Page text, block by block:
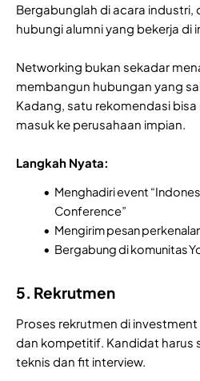
Bergabunglah di acara industri,
hubungi alumni yang bekerja di
Networking bukan sekadar
membangun hubungan yang
Kadang, satu rekomendasi
masuk ke perusahaan impian.
Langkah Nyata:
Menghadiri event
Conference”
Mengirim pesan
Bergabung di komunitas
5. Rekrutmen
Proses rekrutmen di
dan kompetitif. Kandidat harus
teknis dan fit interview.